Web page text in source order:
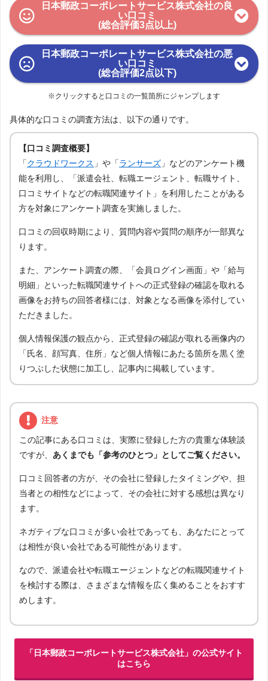
日本郵政コーポレートサービス株式会社の良
い口コミ
(総合評価3点以上)
日本郵政コーポレートサービス株式会社の悪
い口コミ
(総合評価2点以下)
※クリックすると口コミの一覧箇所にジャンプします
具体的な口コミの調査方法は、以下の通りです。
【口コミ調査概要】
「クラウドワークス 」や「ランサーズ 」などのアンケート機
能を利用し、「派遣会社、転職エージェント、転職サイト、
口コミサイトなどの転職関連サイト」を利用したことがある
方を対象にアンケート調査を実施しました。
口コミの回収時期により、質問内容や質問の順序が一部異な
ります。
また、アンケート調査の際、「会員ログイン画面」や「給与
明細」といった転職関連サイトへの正式登録の確認を取れる
画像をお持ちの回答者様には、対象となる画像を添付してい
ただきました。
個人情報保護の観点から、正式登録の確認が取れる画像内の
「氏名、顔写真、住所」など個人情報にあたる箇所を黒く塗
りつぶした状態に加工し、記事内に掲載しています。
注意
この記事にある口コミは、実際に登録した方の貴重な体験談
ですが、 あくまでも「参考のひとつ」としてご覧ください。
口コミ回答者の方が、その会社に登録したタイミングや、担
当者との相性などによって、その会社に対する感想は異なり
ます。
ネガティブな口コミが多い会社であっても、あなたにとって
は相性が良い会社である可能性があります。
なので、派遣会社や転職エージェントなどの転職関連サイト
を検討する際は、さまざまな情報を広く集めることをおすす
めします。
「日本郵政コーポレートサービス株式会社」の公式サイト
はこちら